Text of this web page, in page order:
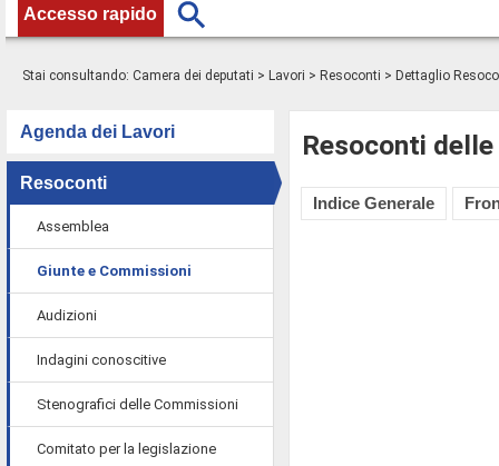
Accesso rapido
Stai consultando: Camera dei deputati > Lavori > Resoconti > Dettaglio
Agenda dei Lavori
Resoconti
Assemblea
Giunte e Commissioni
Audizioni
Indagini conoscitive
Stenografici delle Commissioni
Comitato per la legislazione
Resoconti
Indice Generale